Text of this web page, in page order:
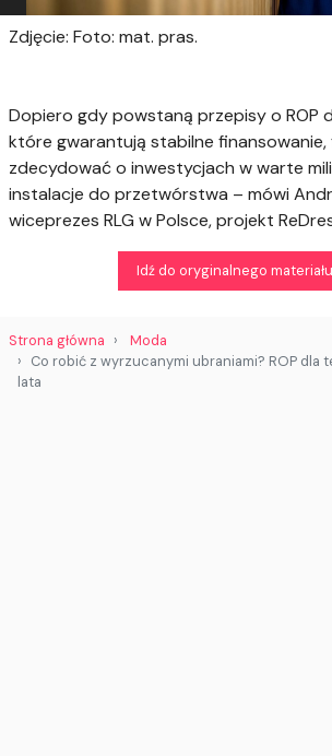
Zdjęcie: Foto: mat. pras.
Dopiero gdy powstaną przepisy o ROP
które gwarantują stabilne finansowanie,
zdecydować o inwestycjach w warte
instalacje do przetwórstwa – mówi
wiceprezes RLG w Polsce, projekt
Idź do oryginalnego materiału
Strona główna
Moda
Co robić z wyrzucanymi ubraniami? ROP dla
lata